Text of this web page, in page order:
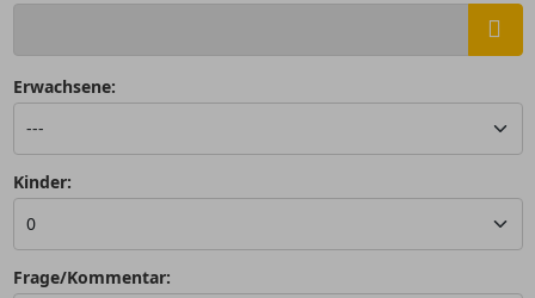
Erwachsene:
Kinder:
Frage/Kommentar: